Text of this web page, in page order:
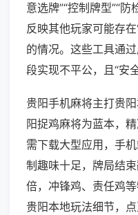
意选牌”“控制牌型”“
反映其他玩家可能存
的情况。这些工具通
段实现不平公，且“安
贵阳手机麻将主打贵
阳捉鸡麻将为蓝本，
需下载大型应用，手
制趣味十足，牌局结
倍，冲锋鸡、责任鸡
贵阳本地玩法细节，